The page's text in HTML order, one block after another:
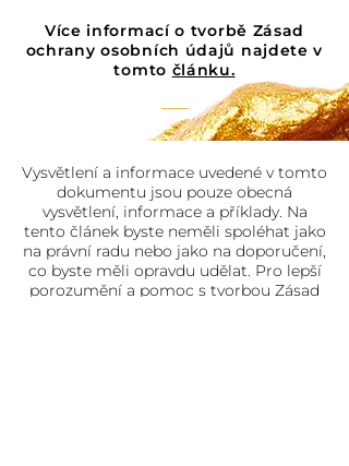
Více informací o tvorbě Zásad
ochrany osobních údajů najdete v
tomto článku.
Vysvětlení a informace uvedené v tomto
dokumentu jsou pouze obecná
vysvětlení, informace a příklady. Na
tento článek byste neměli spoléhat jako
na právní radu nebo jako na doporučení,
co byste měli opravdu udělat. Pro lepší
porozumění a pomoc s tvorbou Zásad